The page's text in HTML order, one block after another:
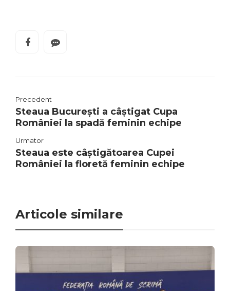
Precedent
Steaua București a câștigat Cupa
României la spadă feminin echipe
Urmator
Steaua este câștigătoarea Cupei
României la floretă feminin echipe
Articole similare